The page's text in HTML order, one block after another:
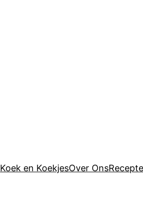
Koek en KoekjesOver Ons